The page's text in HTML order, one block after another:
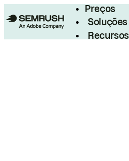
Preços
Soluções
Recursos